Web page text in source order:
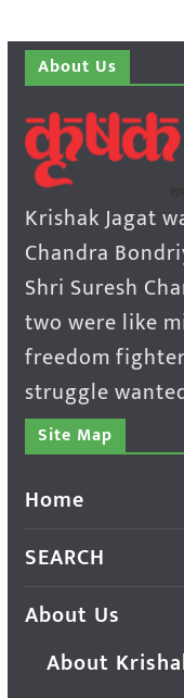
About Us
Krishak Jagat
Chandra
Shri Suresh
two were like
freedom
struggle
Site Map
Home
SEARCH
About Us
About